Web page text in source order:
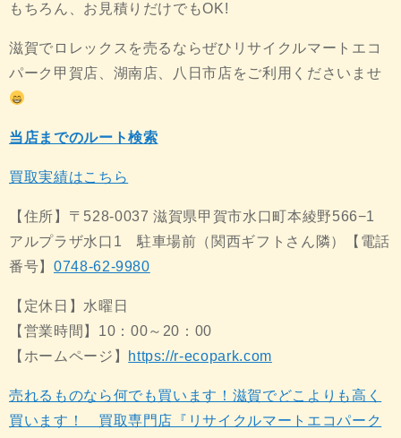
もちろん、お見積りだけでもOK!
滋賀でロレックスを売るならぜひリサイクルマートエコ
パーク甲賀店、湖南店、八日市店をご利用くださいませ
当店までのルート検索
買取実績はこちら
【住所】〒528-0037 滋賀県甲賀市水口町本綾野566−1
アルプラザ水口1 駐車場前（関西ギフトさん隣）【電話
番号】 0748-62-9980
【定休日】水曜日
【営業時間】10：00～20：00
【ホームページ】
https://r-ecopark.com
売れるものなら何でも買います！滋賀でどこよりも高く
買います！ 買取専門店『リサイクルマートエコパーク